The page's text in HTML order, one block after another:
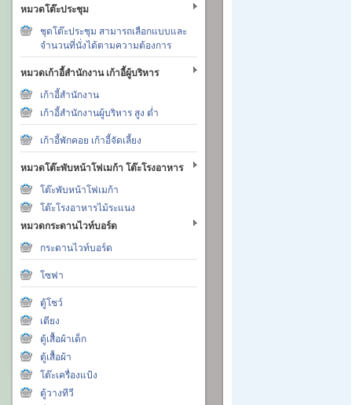
หมวดโต๊ะประชุม
ชุดโต๊ะประชุม สามารถเลือกแบบและ
จำนวนที่นั่งได้ตามความต้องการ
หมวดเก้าอี้สำนักงาน เก้าอี้ผู้บริหาร
เก้าอี้สำนักงาน
เก้าอี้สำนักงานผู้บริหาร สูง ต่ำ
เก้าอี้พักคอย เก้าอี้จัดเลี้ยง
หมวดโต๊ะพับหน้าโฟเมก้า โต๊ะโรงอาหาร
โต๊ะพับหน้าโฟเมก้า
โต๊ะโรงอาหารไม้ระแนง
หมวดกระดานไวท์บอร์ด
กระดานไวท์บอร์ด
โซฟา
ตู้โชว์
เตียง
ตู้เสื้อผ้าเด็ก
ตู้เสื้อผ้า
โต๊ะเครื่องแป้ง
ตู้วางทีวี